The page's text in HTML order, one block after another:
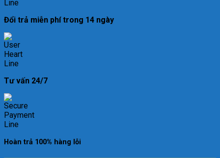
Đổi trả miễn phí trong 14 ngày
Tư vấn 24/7
Hoàn trả 100% hàng lỗi